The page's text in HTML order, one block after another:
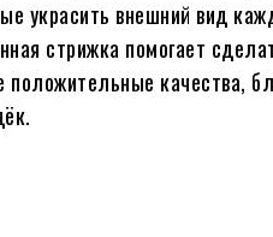
украсить внешний вид
стрижка помогает
качества,